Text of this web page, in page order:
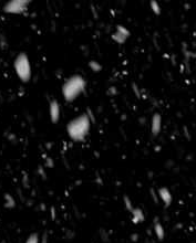
AI-træningsdata